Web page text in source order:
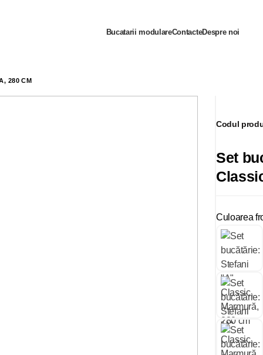
Bucatarii modulareContacteDespre noi
280 CM
Codul
Set
Culoarea